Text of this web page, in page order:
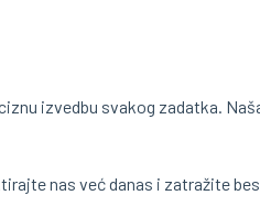
izvedbu svakog zadatka.
nas već danas i zatražite